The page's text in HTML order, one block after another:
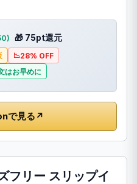
🎁 75pt還元
28% OFF
はお早めに
で見る ↗
フリー スリップイ